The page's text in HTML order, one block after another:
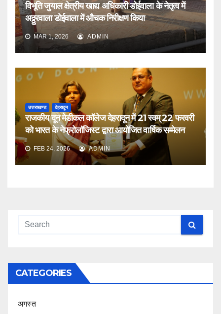
विभूति जुयाल क्षेत्रीय खाद्य अधिकारी डोईवाला के नेतृत्व में
अठ्ठुरवाला डोईवाला में औचक निरीक्षण किया
MAR 1, 2026 ADMIN
उत्तराखण्ड देहरादून
राजकीय दून मेडीकल कॉलेज देहरादून में 21 स्वम् 22 फरवरी
को भारत के नेफ्रोलॉजिस्ट द्वारा आयोजित वार्षिक सम्मेलन
FEB 24, 2026 ADMIN
CATEGORIES
अगस्त